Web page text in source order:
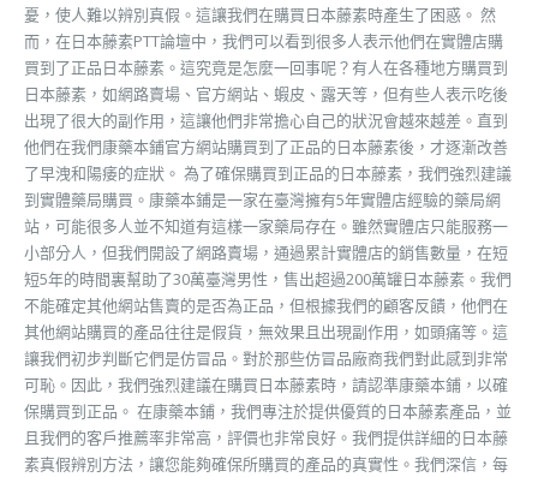
憂，使人難以辨別真假。這讓我們在購買日本藤素時產生了困惑。 然
而，在日本藤素PTT論壇中，我們可以看到很多人表示他們在實體店購
買到了正品日本藤素。這究竟是怎麼一回事呢？有人在各種地方購買到
日本藤素，如網路賣場、官方網站、蝦皮、露天等，但有些人表示吃後
出現了很大的副作用，這讓他們非常擔心自己的狀況會越來越差。直到
他們在我們康藥本鋪官方網站購買到了正品的日本藤素後，才逐漸改善
了早洩和陽痿的症狀。 為了確保購買到正品的日本藤素，我們強烈建議
到實體藥局購買。康藥本鋪是一家在臺灣擁有5年實體店經驗的藥局網
站，可能很多人並不知道有這樣一家藥局存在。雖然實體店只能服務一
小部分人，但我們開設了網路賣場，通過累計實體店的銷售數量，在短
短5年的時間裏幫助了30萬臺灣男性，售出超過200萬罐日本藤素。我們
不能確定其他網站售賣的是否為正品，但根據我們的顧客反饋，他們在
其他網站購買的產品往往是假貨，無效果且出現副作用，如頭痛等。這
讓我們初步判斷它們是仿冒品。對於那些仿冒品廠商我們對此感到非常
可恥。因此，我們強烈建議在購買日本藤素時，請認準康藥本鋪，以確
保購買到正品。 在康藥本鋪，我們專注於提供優質的日本藤素產品，並
且我們的客戶推薦率非常高，評價也非常良好。我們提供詳細的日本藤
素真假辨別方法，讓您能夠確保所購買的產品的真實性。我們深信，每